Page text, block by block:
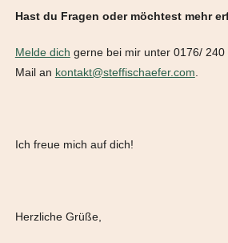
Hast du Fragen oder möchtest mehr
Melde dich gerne bei mir unter 0176/
Mail an kontakt@steffischaefer.com
Ich freue mich auf dich!
Herzliche Grüße,